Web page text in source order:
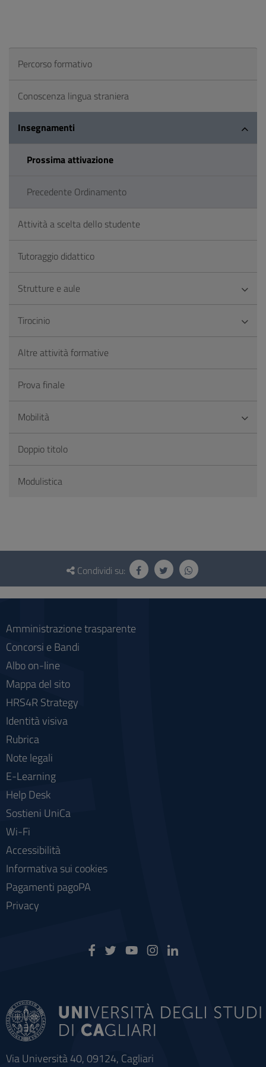
Percorso formativo
Conoscenza lingua straniera
Insegnamenti
Prossima attivazione
Precedente Ordinamento
Attività a scelta dello studente
Tutoraggio didattico
Strutture e aule
Tirocinio
Altre attività formative
Prova finale
Mobilità
Doppio titolo
Modulistica
Questionario
social
Condividi su:
Via Università 40, 09124, Cagliari
Amministrazione trasparente
Concorsi e Bandi
Albo on-line
Mappa del sito
HRS4R Strategy
Identità visiva
Rubrica
Note legali
E-Learning
Help Desk
Sostieni UniCa
Wi-Fi
Accessibilità
Informativa sui cookies
Pagamenti pagoPA
Privacy